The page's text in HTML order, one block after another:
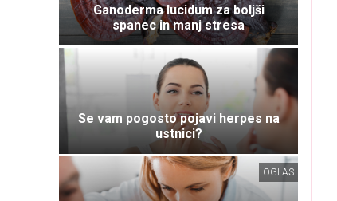
Ganoderma lucidum za boljši
spanec in manj stresa
Se vam pogosto pojavi herpes na
ustnici?
OGLAS